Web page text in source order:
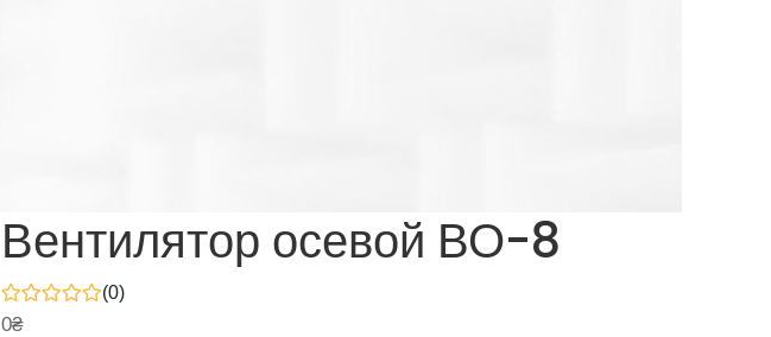
Вентилятор осевой ВО-8
(0)
0₴